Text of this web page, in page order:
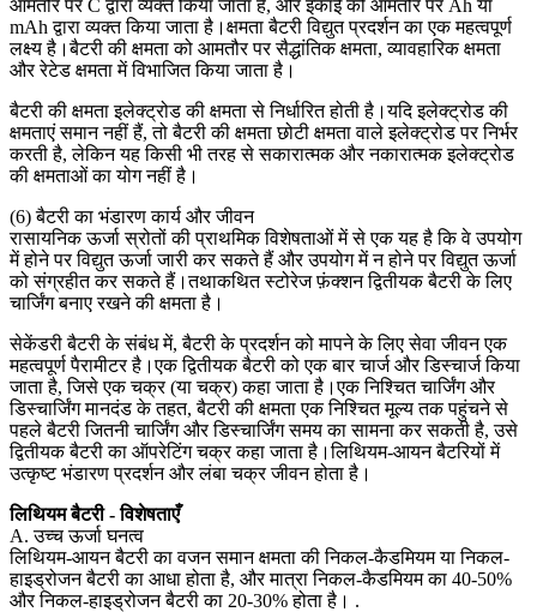
आमतौर पर C द्वारा व्यक्त किया जाता है, और इकाई को आमतौर पर Ah या
mAh द्वारा व्यक्त किया जाता है।क्षमता बैटरी विद्युत प्रदर्शन का एक महत्वपूर्ण
लक्ष्य है।बैटरी की क्षमता को आमतौर पर सैद्धांतिक क्षमता, व्यावहारिक क्षमता
और रेटेड क्षमता में विभाजित किया जाता है।
बैटरी की क्षमता इलेक्ट्रोड की क्षमता से निर्धारित होती है।यदि इलेक्ट्रोड की
क्षमताएं समान नहीं हैं, तो बैटरी की क्षमता छोटी क्षमता वाले इलेक्ट्रोड पर निर्भर
करती है, लेकिन यह किसी भी तरह से सकारात्मक और नकारात्मक इलेक्ट्रोड
की क्षमताओं का योग नहीं है।
(6) बैटरी का भंडारण कार्य और जीवन
रासायनिक ऊर्जा स्रोतों की प्राथमिक विशेषताओं में से एक यह है कि वे उपयोग
में होने पर विद्युत ऊर्जा जारी कर सकते हैं और उपयोग में न होने पर विद्युत ऊर्जा
को संग्रहीत कर सकते हैं।तथाकथित स्टोरेज फ़ंक्शन द्वितीयक बैटरी के लिए
चार्जिंग बनाए रखने की क्षमता है।
सेकेंडरी बैटरी के संबंध में, बैटरी के प्रदर्शन को मापने के लिए सेवा जीवन एक
महत्वपूर्ण पैरामीटर है।एक द्वितीयक बैटरी को एक बार चार्ज और डिस्चार्ज किया
जाता है, जिसे एक चक्र (या चक्र) कहा जाता है।एक निश्चित चार्जिंग और
डिस्चार्जिंग मानदंड के तहत, बैटरी की क्षमता एक निश्चित मूल्य तक पहुंचने से
पहले बैटरी जितनी चार्जिंग और डिस्चार्जिंग समय का सामना कर सकती है, उसे
द्वितीयक बैटरी का ऑपरेटिंग चक्र कहा जाता है।लिथियम-आयन बैटरियों में
उत्कृष्ट भंडारण प्रदर्शन और लंबा चक्र जीवन होता है।
लिथियम बैटरी - विशेषताएँ
A. उच्च ऊर्जा घनत्व
लिथियम-आयन बैटरी का वजन समान क्षमता की निकल-कैडमियम या निकल-
हाइड्रोजन बैटरी का आधा होता है, और मात्रा निकल-कैडमियम का 40-50%
और निकल-हाइड्रोजन बैटरी का 20-30% होता है। .